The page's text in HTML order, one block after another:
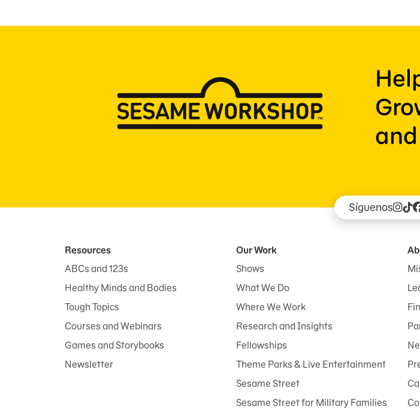
Síguenos
Resources
ABCs and 123s
Healthy Minds and Bodies
Tough Topics
Courses and Webinars
Games and Storybooks
Newsletter
Our Work
Shows
What We Do
Where We Work
Research and Insights
Fellowships
Theme Parks & Live Entertainment
Sesame Street
Sesame Street for Military Families